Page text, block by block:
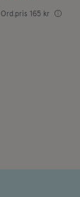
Ord.pris 165 kr